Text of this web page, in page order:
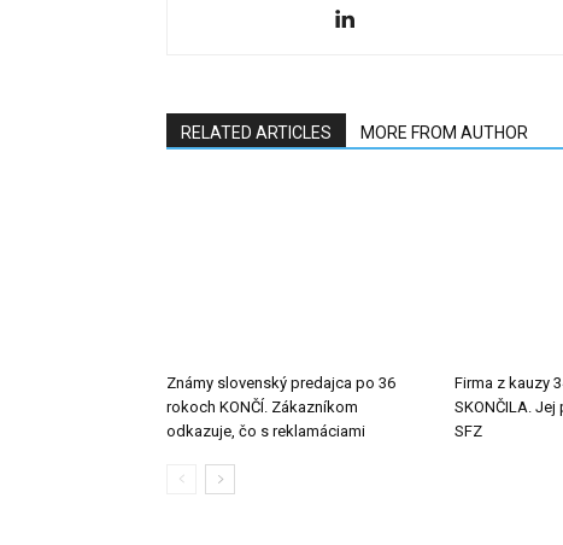
RELATED ARTICLES MORE FROM AUTHOR
Známy slovenský predajca po 36
rokoch KONČÍ. Zákazníkom
odkazuje, čo s reklamáciami
Firma z kauzy
SKONČILA.
SFZ